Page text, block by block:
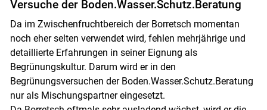
Versuche der Boden.Wasser.Schutz.Beratung
Da im Zwischenfruchtbereich der Borretsch momentan
noch eher selten verwendet wird, fehlen mehrjährige und
detaillierte Erfahrungen in seiner Eignung als
Begrünungskultur. Darum wird er in den
Begrünungsversuchen der Boden.Wasser.Schutz.Beratung
nur als Mischungspartner eingesetzt.